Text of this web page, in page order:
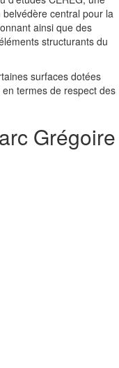
central pour la
ainsi que des
structurants du
surfaces dotées
termes de respect des
Grégoire